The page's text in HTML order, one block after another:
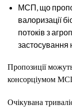
МСП, що
валоризації
потоків з
застосування
Пропозиції
консорціумом
Очікувана